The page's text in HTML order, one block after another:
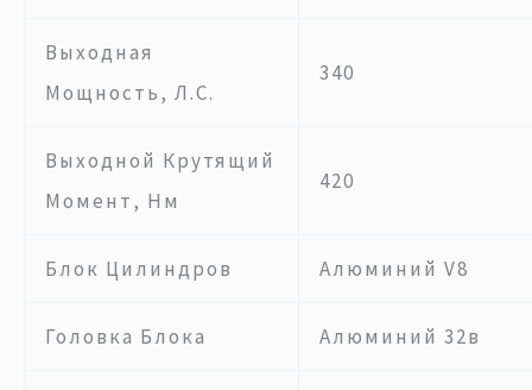
Выходная
Мощность, Л.с.
340
Выходной Крутящий
Момент, Нм
420
Блок Цилиндров Алюминий V8
Головка Блока Алюминий 32в